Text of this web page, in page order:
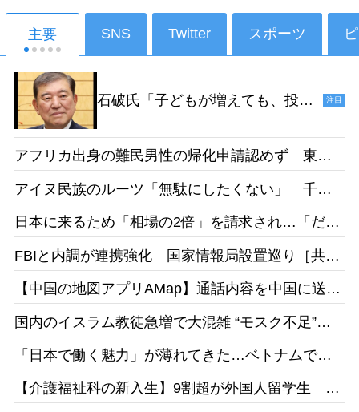
主要 SNS Twitter スポーツ
石破氏「子どもが増えても、投票
からねえ。その時、私たちは政治
家をやっていないでしょう」［デ
イリー新潮］25/1
注目
アフリカ出身の難民男性の帰化申請認めず 東京
経］26/05
アイヌ民族のルーツ「無駄にしたくない」 千葉
県出身・佐藤さんが平取高入学 差別受けた父の
遺志受け継ぐ［北海道新聞］26/05
日本に来るため「相場の2倍」を請求され…「だか
ム人女性の事情［東京新聞］26/05
FBIと内調が連携強化 国家情報局設置巡り［共
同］26/05
【中国の地図アプリAMap】通話内容を中国に送
国内のイスラム教徒急増で大混雑 “モスク不足”訴
えの一方で相次ぐ建設反対［テレ朝］26/04
「日本で働く魅力」が薄れてきた…ベトナムで募
集をかけても人が集まらず［東京新聞］26/05
【介護福祉科の新入生】9割超が外国人留学生 志